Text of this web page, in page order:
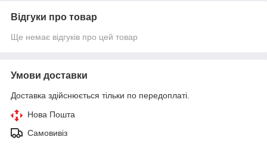
Відгуки про товар
Ще немає відгуків про цей товар
Умови доставки
Доставка здійснюється тільки по передоплаті.
Нова Пошта
Самовивіз